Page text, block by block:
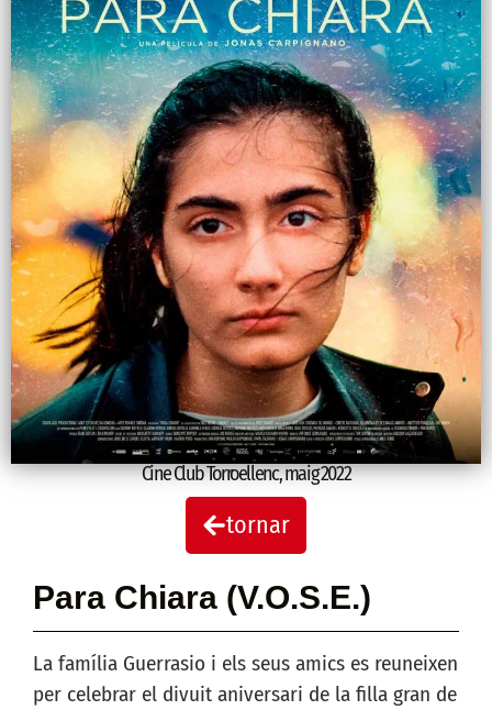
Cine Club Torroellenc,maig 2022
tornar
Para Chiara (V.O.S.E.)
La família Guerrasio i els seus amics es reuneixen
per celebrar el divuit aniversari de la filla gran de